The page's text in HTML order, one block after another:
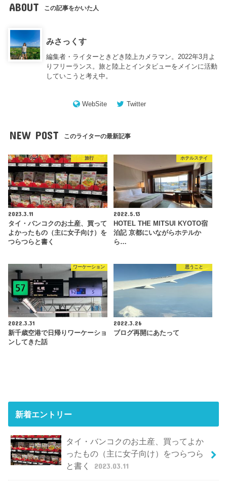
ABOUT この記事をかいた人
みさっくす
編集者・ライターときどき陸上カメラマン。2022年3月よ
りフリーランス。旅と陸上とインタビューをメインに活動
していこうと考え中。
WebSite Twitter
NEW POST このライターの最新記事
旅行
2023.3.11
タイ・バンコクのお土産、買って
よかったもの（主に女子向け）を
つらつらと書く
ホテルステイ
2022.5.13
HOTEL THE MITSUI KYOTO宿
泊記 京都にいながらホテルか
ら…
ワーケーション
2022.3.31
新千歳空港で日帰りワーケーショ
ンしてきた話
思うこと
2022.3.26
ブログ再開にあたって
新着エントリー
タイ・バンコクのお土産、買ってよか
ったもの（主に女子向け）をつらつら
と書く
2023.03.11